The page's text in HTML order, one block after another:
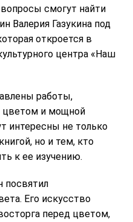
смогут найти
Валерия Газукина под
откроется в
центра «Наш
работы,
и мощной
интересны не только
но и тем, кто
к ее изучению.
посвятил
Его искусство
перед цветом,